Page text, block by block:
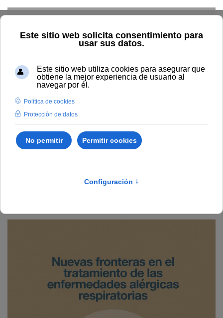
Inicio Vida universitaria
Biblioteca y publicaciones
Publicaciones
Búsqueda por año
Nuevas fronteras en el
tratamiento de las
enfermedades alérgicas